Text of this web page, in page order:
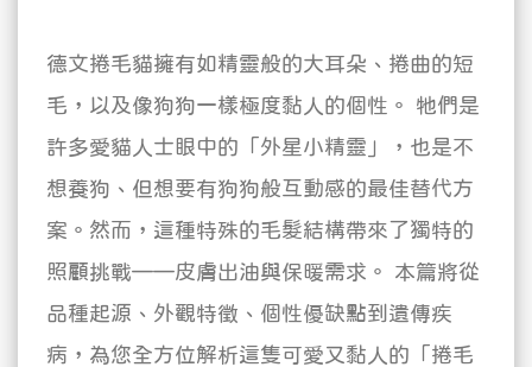
德文捲毛貓擁有如精靈般的大耳朵、捲曲的短
毛，以及像狗狗一樣極度黏人的個性。
牠們是
許多愛貓人士眼中的「外星小精靈」，也是不
想養狗、但想要有狗狗般互動感的最佳替代方
案。然而，這種特殊的毛髮結構帶來了獨特的
照顧挑戰——皮膚出油與保暖需求。
本篇將從
品種起源、外觀特徵、個性優缺點到遺傳疾
病，為您全方位解析這隻可愛又黏人的「捲毛